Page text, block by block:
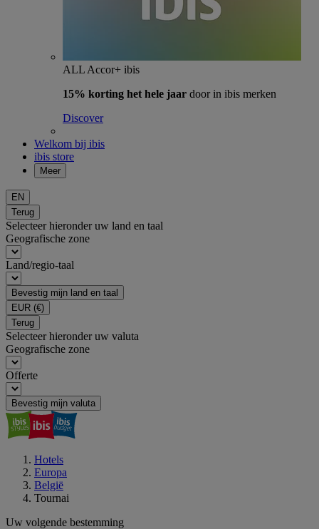
ALL Accor+ ibis
15% korting het hele jaar door in ibis merken
Discover
Welkom bij ibis
ibis store
Meer
EN
Terug
Selecteer hieronder uw land en taal
Geografische zone
Land/regio-taal
Bevestig mijn land en taal
EUR (€)
Terug
Selecteer hieronder uw valuta
Geografische zone
Offerte
Bevestig mijn valuta
Hotels
Europa
België
Tournai
Uw volgende bestemming